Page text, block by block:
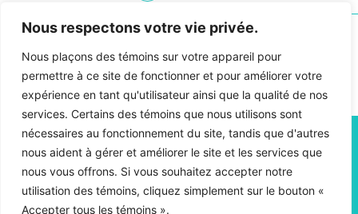
Nous respectons votre vie privée.
Nous plaçons des témoins sur votre appareil pour
permettre à ce site de fonctionner et pour améliorer votre
expérience en tant qu'utilisateur ainsi que la qualité de nos
services. Certains des témoins que nous utilisons sont
nécessaires au fonctionnement du site, tandis que d'autres
nous aident à gérer et améliorer le site et les services que
nous vous offrons. Si vous souhaitez accepter notre
utilisation des témoins, cliquez simplement sur le bouton «
Accepter tous les témoins ».
Contacter Gendron
info@gendroncommunication.com
450 661-3814
4810, rue Jean-Talon O., suite 400-09,
Montréal, Québec H4P 2N5